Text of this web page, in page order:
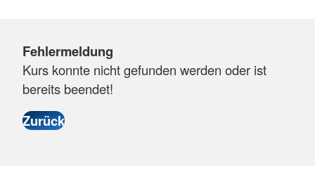
Fehlermeldung
Kurs konnte nicht gefunden werden oder ist
bereits beendet!